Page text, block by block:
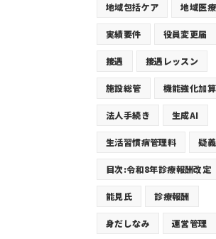
地域包括ケア 地域医療
実績要件 役員変更届
接遇 接遇レッスン
施設総管 機能強化加算
法人手続き 生成AI
生活習慣病管理料 疑
目次:令和8年診療報酬改定
能見氏 診療報酬
身だしなみ 運営管理